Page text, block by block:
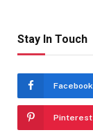
Stay In Touch
Facebook
Pinterest